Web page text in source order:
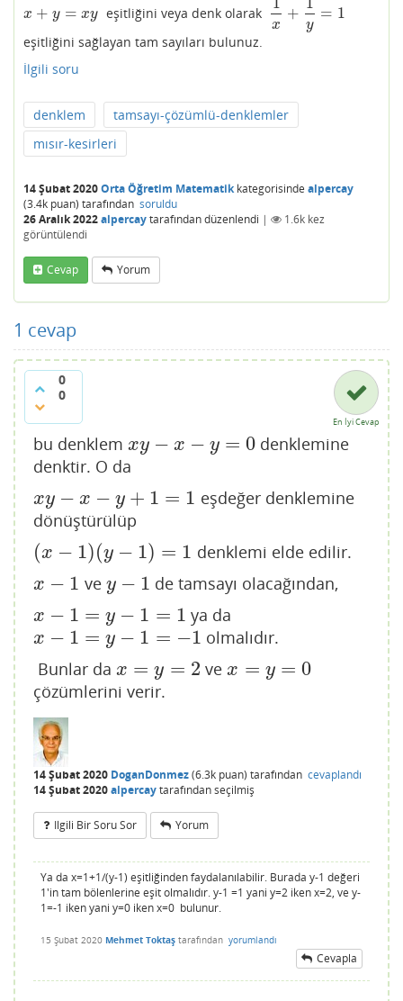
x + y = xy
x+ y= xy eşitliğini veya denk olarak
x
+
y
= 1
1x +1y =1
eşitliğini sağlayan tam sayıları bulunuz.
İlgili soru
denklem
tamsayı-çözümlü-denklemler
mısır-kesirleri
14 Şubat 2020Orta Öğretim Matematikkategorisinde alpercay
(3.4k puan) tarafından soruldu
26 Aralık 2022alpercaytarafındandüzenlendi | 1.6k kez
görüntülendi
Cevap Yorum
1 cevap
0
0
En İyi Cevap
bu denklem xy − x − y = 0
xy− x− y= 0
denklemine
denktir. O da
xy − x − y + 1 = 1
xy− x− y+ 1= 1
eşdeğer denklemine
dönüştürülüp
(x − 1)(y − 1) = 1
(x− 1)( y−1)=1 denklemi elde edilir.
x − 1
x− 1 ve y − 1
y−1 de tamsayı olacağından,
x − 1 = y − 1 = 1
x− 1= y− 1= 1 ya da
x − 1 = y − 1 = −1
x− 1= y− 1= −1
olmalıdır.
Bunlar da x = y = 2
x= y= 2 vex = y = 0
x= y= 0
çözümlerini verir.
14 Şubat 2020 DoganDonmez(6.3k puan) tarafından cevaplandı
14 Şubat 2020alpercaytarafındanseçilmiş
Ilgili Bir Soru Sor Yorum
Ya da x=1+1/(y-1) eşitliğinden faydalanılabilir. Burada y-1 değeri
1'in tam bölenlerine eşit olmalıdır. y-1 =1 yani y=2 iken x=2, ve y-
1=-1 iken yani y=0 iken x=0 bulunur.
15 Şubat 2020 Mehmet Toktaş tarafından yorumlandı
Cevapla